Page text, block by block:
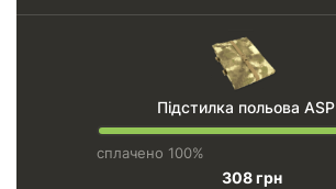
Підстилка польова ASP
сплачено 100%
308 грн